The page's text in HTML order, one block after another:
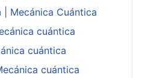
Mecánica Cuántica
cuántica
cuántica
cuántica